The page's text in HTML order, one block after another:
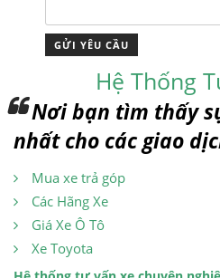
Hệ Thống
Nơi bạn tìm thấy
nhất cho các giao
Mua xe trả góp
Các Hãng Xe
Giá Xe Ô Tô
Xe Toyota